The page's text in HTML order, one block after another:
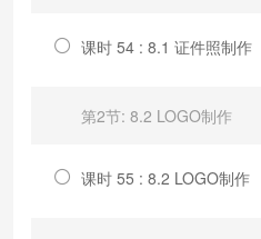
课时 54 : 8.1 证件照制作
第2节: 8.2 LOGO制作
课时 55 : 8.2 LOGO制作